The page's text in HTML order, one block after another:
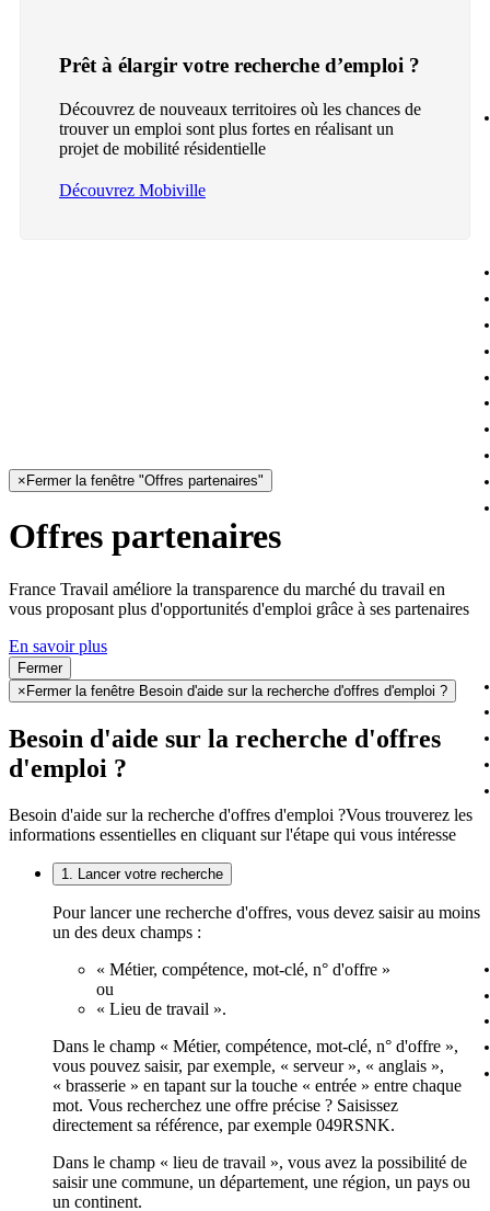
Prêt à élargir votre recherche d’emploi ?
Découvrez de nouveaux territoires où les chances de
trouver un emploi sont plus fortes en réalisant un
projet de mobilité résidentielle
Découvrez Mobiville
× Fermer la fenêtre "Offres partenaires"
Offres partenaires
France Travail améliore la transparence du marché du travail en
vous proposant plus d'opportunités d'emploi grâce à ses partenaires
En savoir plus
Fermer
× Fermer la fenêtre Besoin d'aide sur la recherche d'offres d'emploi ?
Besoin d'aide sur la recherche d'offres
d'emploi ?
Besoin d'aide sur la recherche d'offres d'emploi ?Vous trouverez les
informations essentielles en cliquant sur l'étape qui vous intéresse
1. Lancer votre recherche
Pour lancer une recherche d'offres, vous devez saisir au moins
un des deux champs :
« Métier, compétence, mot-clé, n° d'offre »
ou
« Lieu de travail ».
Dans le champ « Métier, compétence, mot-clé, n° d'offre »,
vous pouvez saisir, par exemple, « serveur », « anglais »,
« brasserie » en tapant sur la touche « entrée » entre chaque
mot. Vous recherchez une offre précise ? Saisissez
directement sa référence, par exemple 049RSNK.
Dans le champ « lieu de travail », vous avez la possibilité de
saisir une commune, un département, une région, un pays ou
un continent.